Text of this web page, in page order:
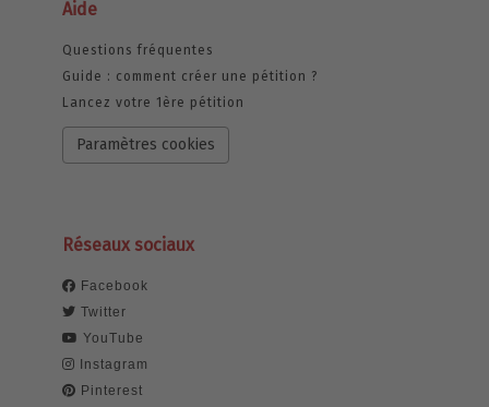
Aide
Questions fréquentes
Guide : comment créer une pétition ?
Lancez votre 1ère pétition
Paramètres cookies
Réseaux sociaux
Facebook
Twitter
YouTube
Instagram
Pinterest